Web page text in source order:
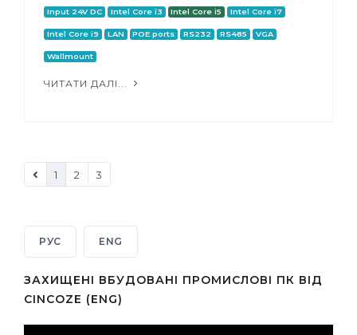
Input 24V DC Intel Core i3 Intel Core i5 Intel Core i7
Intel Core i9 LAN POE ports RS232 RS485 VGA
Wallmount
ЧИТАТИ ДАЛІ...
1 2 3
РУС ENG
ЗАХИЩЕНІ ВБУДОВАНІ ПРОМИСЛОВІ ПК ВІД
CINCOZE (ENG)